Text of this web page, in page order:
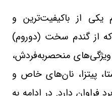
یکی از باکیفیت‌ترین و
از گندم سخت (دوروم)
منحصربه‌فردش،
پیتزا، نان‌های خاص و